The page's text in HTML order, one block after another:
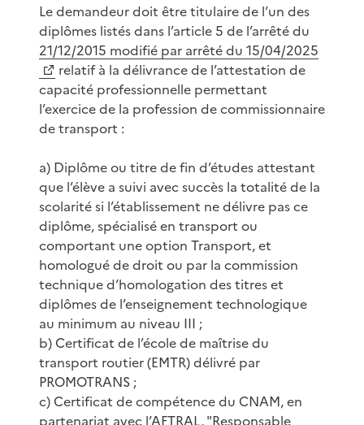
Le demandeur doit être titulaire de l’un des
diplômes listés dans l’article 5 de l’arrêté du
21/12/2015 modifié par arrêté du 15/04/2025
relatif à la délivrance de l’attestation de
capacité professionnelle permettant
l’exercice de la profession de commissionnaire
de transport :
a) Diplôme ou titre de fin d’études attestant
que l’élève a suivi avec succès la totalité de la
scolarité si l’établissement ne délivre pas ce
diplôme, spécialisé en transport ou
comportant une option Transport, et
homologué de droit ou par la commission
technique d’homologation des titres et
diplômes de l’enseignement technologique
au minimum au niveau III ;
b) Certificat de l’école de maîtrise du
transport routier (EMTR) délivré par
PROMOTRANS ;
c) Certificat de compétence du CNAM, en
partenariat avec l’AFTRAL, "Responsable